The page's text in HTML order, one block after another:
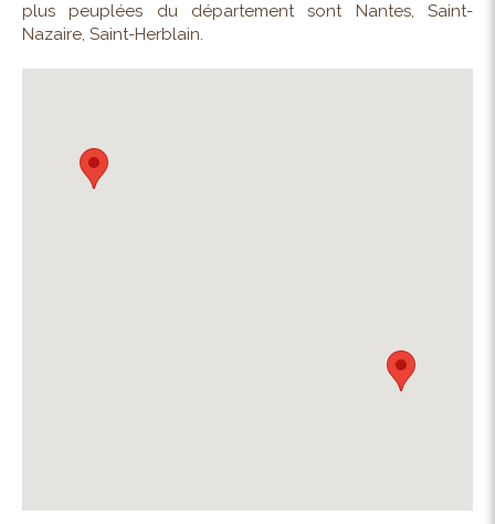
plus peuplées du département sont Nantes, Saint-
Nazaire, Saint-Herblain.